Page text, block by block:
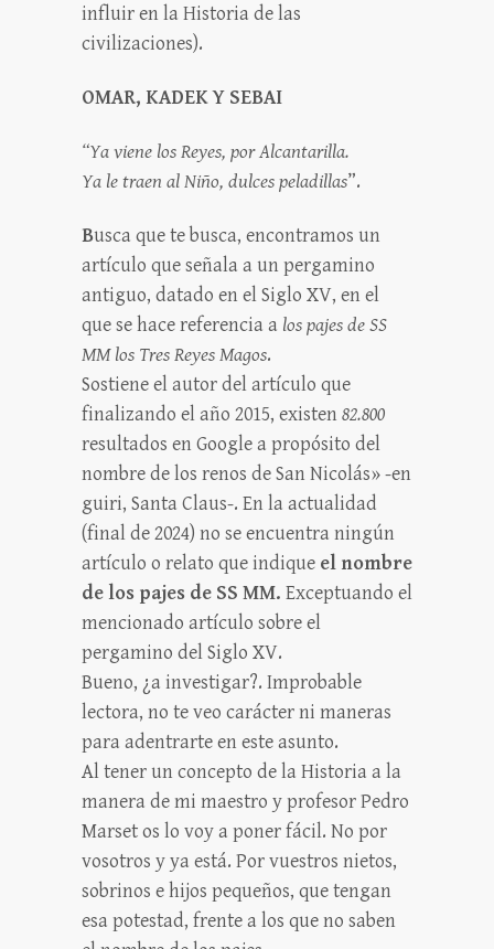
influir en la Historia de las
civilizaciones).
OMAR, KADEK Y SEBAI
“Ya viene los Reyes, por Alcantarilla.
Ya le traen al Niño, dulces peladillas”.
Busca que te busca, encontramos un
artículo que señala a un pergamino
antiguo, datado en el Siglo XV, en el
que se hace referencia a los pajes de SS
MM los Tres Reyes Magos.
Sostiene el autor del artículo que
finalizando el año 2015, existen 82.800
resultados en Google a propósito del
nombre de los renos de San Nicolás» -en
guiri, Santa Claus-. En la actualidad
(final de 2024) no se encuentra ningún
artículo o relato que indique el nombre
de los pajes de SS MM. Exceptuando el
mencionado artículo sobre el
pergamino del Siglo XV.
Bueno, ¿a investigar?. Improbable
lectora, no te veo carácter ni maneras
para adentrarte en este asunto.
Al tener un concepto de la Historia a la
manera de mi maestro y profesor Pedro
Marset os lo voy a poner fácil. No por
vosotros y ya está. Por vuestros nietos,
sobrinos e hijos pequeños, que tengan
esa potestad, frente a los que no saben